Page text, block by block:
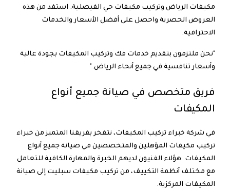
مكيفات الرياض وتركيب مكيفات حي الفيصلية. استفد من هذه
العروض الحصرية واحصل على أفضل الأسعار والخدمات
الاحترافية.
"نحن ملتزمون بتقديم خدمات فك وتركيب المكيفات بجودة عالية
وأسعار تنافسية في جميع أنحاء الرياض."
فريق متخصص في صيانة جميع أنواع
المكيفات
في شركة خبراء تركيب المكيفات، نتفخر بفريقنا المتميز من خبراء
تركيب مكيفات المؤهلين والمتخصصين في صيانة جميع أنواع
المكيفات. هؤلاء الفنيون لديهم الخبرة والمهارة الكافية للتعامل
مع مختلف أنظمة التكييف، من تركيب مكيفات سبليت إلى صيانة
المكيفات المركزية.